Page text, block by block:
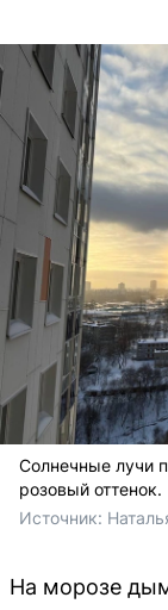
Солнечные лучи
розовый оттенок.
Источник:
На морозе